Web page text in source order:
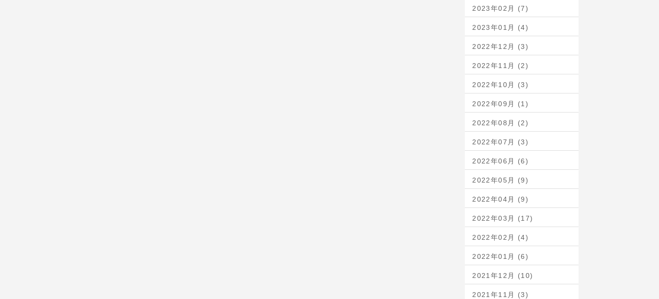
2023年02月 (7)
2023年01月 (4)
2022年12月 (3)
2022年11月 (2)
2022年10月 (3)
2022年09月 (1)
2022年08月 (2)
2022年07月 (3)
2022年06月 (6)
2022年05月 (9)
2022年04月 (9)
2022年03月 (17)
2022年02月 (4)
2022年01月 (6)
2021年12月 (10)
2021年11月 (3)